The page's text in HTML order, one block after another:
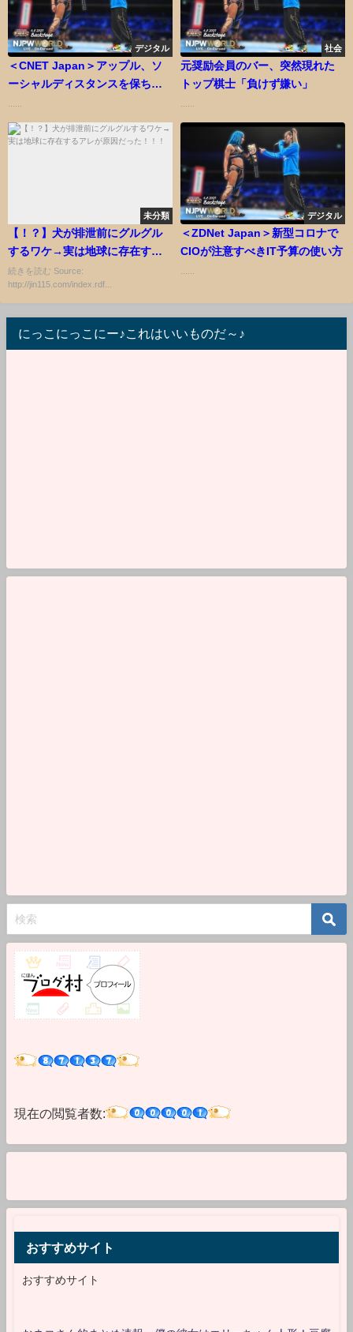
デジタル
＜CNET Japan＞アップル、ソ
ーシャルディスタンスを保ちつ
特許を取得
社会
元奨励会員のバー、突然現れた
トップ棋士「負けず嫌い」
未分類
【！？】犬が排泄前にグルグル
するワケ→実は地球に存在する
アレが原因だった！！！
続きを読む Source:
http://jin115.com/index.rdf...
デジタル
＜ZDNet Japan＞新型コロナで
CIOが注意すべきIT予算の使い方
にっこにっこにー♪これはいいものだ～♪
現在の閲覧者数:
おすすめサイト
おすすめサイト